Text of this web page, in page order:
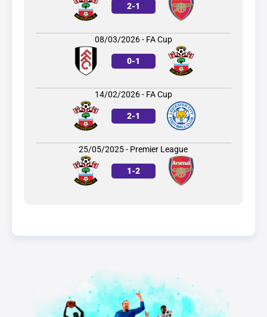
2-1
08/03/2026 - FA Cup
0-1
14/02/2026 - FA Cup
2-1
25/05/2025 - Premier League
1-2